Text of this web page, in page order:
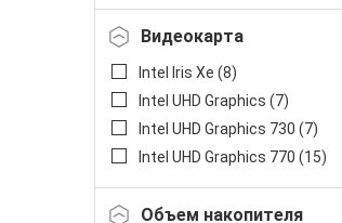
Intel Core i7 14-го поколения (
Intel Celeron (1
Видеокарта
Intel Iris Xe (8)
Intel UHD Graphics (7)
Intel UHD Graphics 730 (7)
Intel UHD Graphics 770 (15)
Объем накопителя